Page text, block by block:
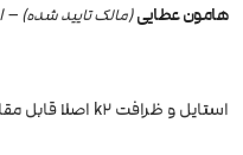
هامون عطایی(مالک تایید شده) –
استایل و ظرافت k2 اصلا قابل مقایسه با هیچ دستگاهی نیست